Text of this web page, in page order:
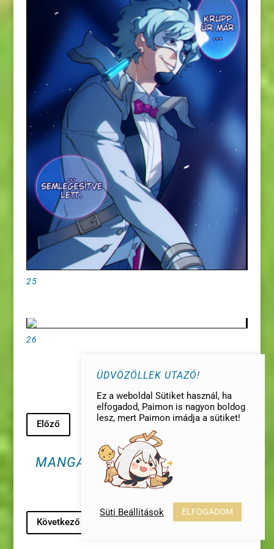
25
26
Előző
MANGA: CHAPTER 1: BAD WINE
(PART 2)
Következő
©2020 GenshinImpact.hu | Az oldal nem
áll kapcsolatban a fejlesztő céggel és az
összes jogvédett tartalom a MiHoYo
ÜDVÖZÖLLEK UTAZÓ!
Ez a weboldal Sütiket használ, ha
elfogadod, Paimon is nagyon boldog
lesz, mert Paimon imádja a sütiket!
Süti Beállítások ELFOGADOM